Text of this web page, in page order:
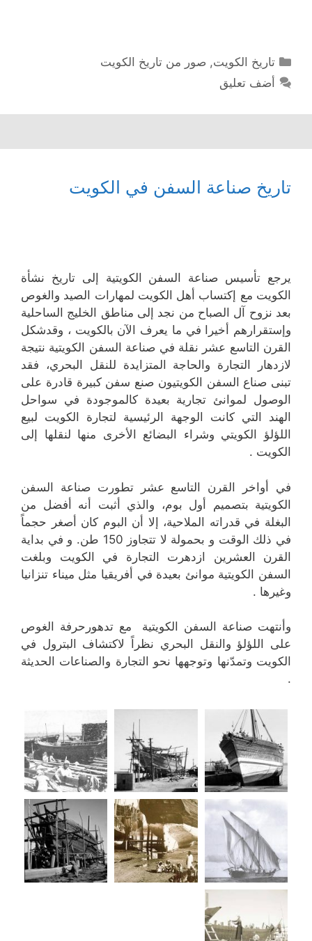
التصنيفات
تاريخ الكويت, صور من تاريخ الكويت
أضف تعليق
تاريخ صناعة السفن في الكويت
يرجع تأسيس صناعة السفن الكويتية إلى تاريخ نشأة
الكويت مع إكتساب أهل الكويت لمهارات الصيد والغوص
بعد نزوح آل الصباح من نجد إلى مناطق الخليج الساحلية
وإستقرارهم أخيرا في ما يعرف الآن بالكويت ، وقدشكل
القرن التاسع عشر نقلة في صناعة السفن الكويتية نتيجة
لازدهار التجارة والحاجة المتزايدة للنقل البحري، فقد
تبنى صناع السفن الكويتيون صنع سفن كبيرة قادرة على
الوصول لموانئ تجارية بعيدة كالموجودة في سواحل
الهند التي كانت الوجهة الرئيسية لتجارة الكويت لبيع
اللؤلؤ الكويتي وشراء البضائع الأخرى منها لنقلها إلى
الكويت .
في أواخر القرن التاسع عشر تطورت صناعة السفن
الكويتية بتصميم أول بوم، والذي أثبت أنه أفضل من
البغلة في قدراته الملاحية، إلا أن البوم كان أصغر حجماً
في ذلك الوقت و بحمولة لا تتجاوز 150 طن. و في بداية
القرن العشرين ازدهرت التجارة في الكويت وبلغت
السفن الكويتية موانئ بعيدة في أفريقيا مثل ميناء تنزانيا
وغيرها .
وأنتهت صناعة السفن الكويتية مع تدهورحرفة الغوص
على اللؤلؤ والنقل البحري نظراً لاكتشاف البترول في
الكويت وتمدّنها وتوجهها نحو التجارة والصناعات الحديثة
.